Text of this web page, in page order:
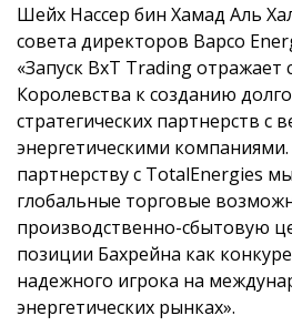
Шейх Нассер бин Хамад Аль
совета директоров Bapco
«Запуск BxT Trading отражает
Королевства к созданию
стратегических партнерств
энергетическими
партнерству с TotalEnergies
глобальные торговые
производственно-сбытовую
позиции Бахрейна как
надежного игрока на
энергетических рынках».